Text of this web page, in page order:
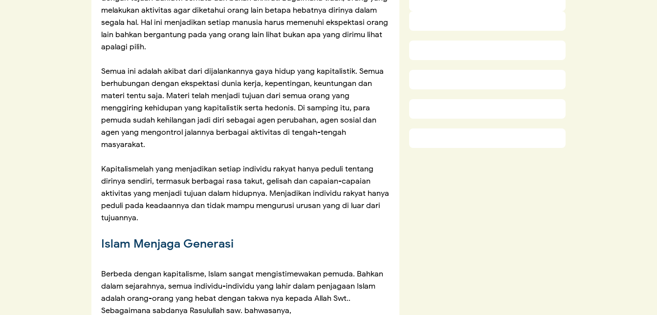
melakukan aktivitas agar diketahui orang lain betapa hebatnya dirinya dalam
segala hal. Hal ini menjadikan setiap manusia harus memenuhi ekspektasi orang
lain bahkan bergantung pada yang orang lain lihat bukan apa yang dirimu lihat
apalagi pilih.
Semua ini adalah akibat dari dijalankannya gaya hidup yang kapitalistik. Semua
berhubungan dengan ekspektasi dunia kerja, kepentingan, keuntungan dan
materi tentu saja. Materi telah menjadi tujuan dari semua orang yang
menggiring kehidupan yang kapitalistik serta hedonis. Di samping itu, para
pemuda sudah kehilangan jadi diri sebagai agen perubahan, agen sosial dan
agen yang mengontrol jalannya berbagai aktivitas di tengah-tengah
masyarakat.
Kapitalismelah yang menjadikan setiap individu rakyat hanya peduli tentang
dirinya sendiri, termasuk berbagai rasa takut, gelisah dan capaian-capaian
aktivitas yang menjadi tujuan dalam hidupnya. Menjadikan individu rakyat hanya
peduli pada keadaannya dan tidak mampu mengurusi urusan yang di luar dari
tujuannya.
Islam Menjaga Generasi
Berbeda dengan kapitalisme, Islam sangat mengistimewakan pemuda. Bahkan
dalam sejarahnya, semua individu-individu yang lahir dalam penjagaan Islam
adalah orang-orang yang hebat dengan takwa nya kepada Allah Swt..
Sebagaimana sabdanya Rasulullah saw. bahwasanya,